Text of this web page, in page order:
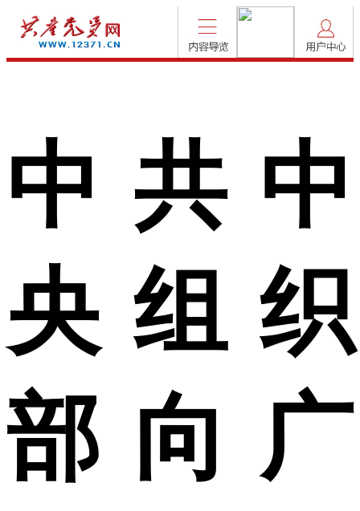
中共中
央组织
部向广